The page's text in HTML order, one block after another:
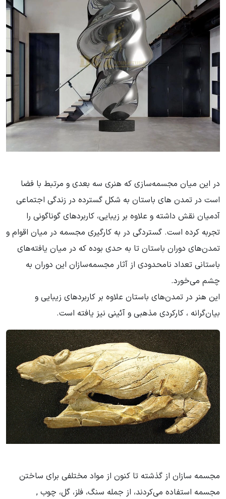
در این میان مجسمه‌سازی که هنری سه بعدی و مرتبط با فضا
است در تمدن های باستان به شکل گسترده در زندگی اجتماعی
آدمیان نقش داشته و علاوه بر زیبایی، کاربردهای گوناگونی را
تجربه کرده است. گستردگی در به کارگیری مجسمه در میان اقوام و
تمدن‌های دوران باستان تا به‌ حدی بوده که در میان یافته‌های
باستانی تعداد نامحدودی از آثار مجسمه‌سازان این دوران به
چشم می‌خورد.
این هنر در تمدن‌های باستان علاوه بر کاربردهای زیبایی و
بیان‌گرانه ، کارکردی مذهبی و آئینی نیز یافته است.
مجسمه سازان از گذشته تا کنون از مواد مختلفی برای ساختن
مجسمه استفاده می‌کردند، از جمله سنگ، فلز، گل، چوب ,